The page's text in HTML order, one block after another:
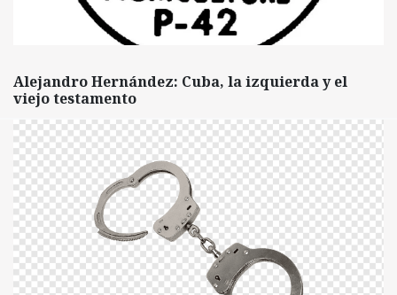
Alejandro Hernández: Cuba, la izquierda y el
viejo testamento